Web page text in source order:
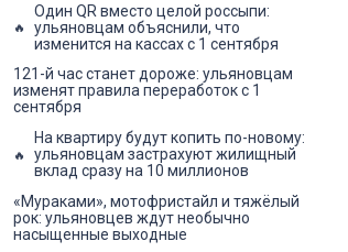
Один QR вместо целой россыпи:
ульяновцам объяснили, что
изменится на кассах с 1 сентября
121-й час станет дороже: ульяновцам
изменят правила переработок с 1
сентября
На квартиру будут копить по-новому:
ульяновцам застрахуют жилищный
вклад сразу на 10 миллионов
«Мураками», мотофристайл и тяжёлый
рок: ульяновцев ждут необычно
насыщенные выходные